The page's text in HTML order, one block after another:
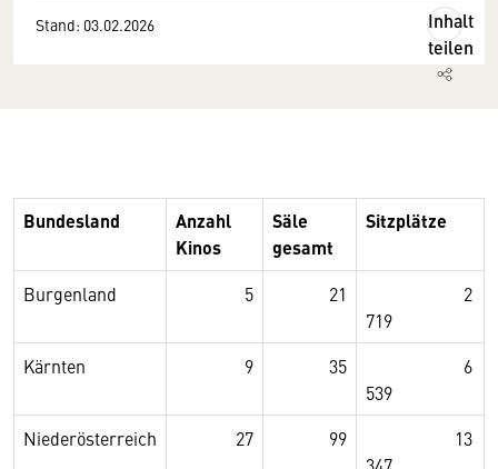
Stand: 03.02.2026
Inhalt
teilen
Bundesland
Anzahl
Kinos
Säle
gesamt
Sitzplätze
Burgenland 5 21
2
719
Kärnten
9 35
6
539
Niederösterreich
27 99
13